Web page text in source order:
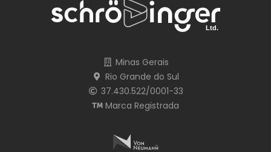
Minas Gerais
Rio Grande do Sul
37.430.522/0001-33
Marca Registrada